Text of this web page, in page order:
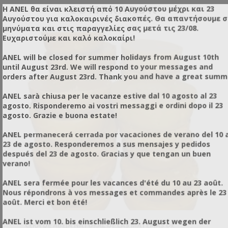
COMPRARON
CERA DE ABEJA NATURAL DE LAS MATERIAS DE
Η ANEL θα είναι κλειστή από 10 Αυγούστου μέχρι και 23
Αυγούστου για καλοκαιρινές διακοπές. Θα απαντήσουμε
μηνύματα και στις παραγγελίες σας μετά τις 23/08.
Ευχαριστούμε και καλό καλοκαίρι!
ANEL will be closed for summer holidays from August 10th
until August 23rd. We will respond to your messages and
orders after August 23rd. Thank you and have a great
ANEL sarà chiusa per le vacanze estive dal 10 agosto al 23
agosto. Risponderemo ai vostri messaggi e ordini dopo il 23
agosto. Grazie e buona estate!
ANEL permanecerá cerrada por vacaciones de verano del 10
23 de agosto. Responderemos a sus mensajes y pedidos
después del 23 de agosto. Gracias y que tengan un buen
verano!
ANEL sera fermée pour les vacances d'été du 10 au 23 août.
Nous répondrons à vos messages et commandes après le 23
août. Merci et bon été!
ANEL ist vom 10. bis einschließlich 23. August wegen der